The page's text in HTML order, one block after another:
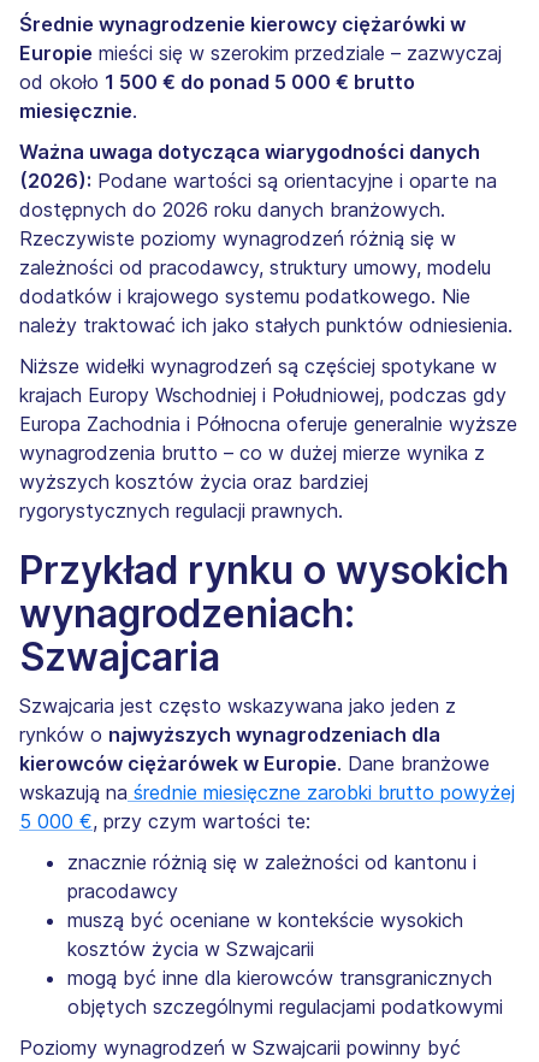
Średnie wynagrodzenie kierowcy ciężarówki w
Europie mieści się w szerokim przedziale – zazwyczaj
od około 1 500 € do ponad 5 000 € brutto
miesięcznie.
Ważna uwaga dotycząca wiarygodności danych
(2026): Podane wartości są orientacyjne i oparte na
dostępnych do 2026 roku danych branżowych.
Rzeczywiste poziomy wynagrodzeń różnią się w
zależności od pracodawcy, struktury umowy, modelu
dodatków i krajowego systemu podatkowego. Nie
należy traktować ich jako stałych punktów odniesienia.
Niższe widełki wynagrodzeń są częściej spotykane w
krajach Europy Wschodniej i Południowej, podczas gdy
Europa Zachodnia i Północna oferuje generalnie wyższe
wynagrodzenia brutto – co w dużej mierze wynika z
wyższych kosztów życia oraz bardziej
rygorystycznych regulacji prawnych.
Przykład rynku o wysokich
wynagrodzeniach:
Szwajcaria
Szwajcaria jest często wskazywana jako jeden z
rynków o najwyższych wynagrodzeniach dla
kierowców ciężarówek w Europie. Dane branżowe
wskazują na średnie miesięczne zarobki brutto powyżej
5 000 €, przy czym wartości te:
znacznie różnią się w zależności od kantonu i
pracodawcy
muszą być oceniane w kontekście wysokich
kosztów życia w Szwajcarii
mogą być inne dla kierowców transgranicznych
objętych szczególnymi regulacjami podatkowymi
Poziomy wynagrodzeń w Szwajcarii powinny być